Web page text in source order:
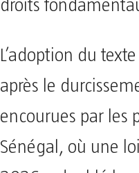
droits
L’adoption du
après le
encourues par les
Sénégal, où une